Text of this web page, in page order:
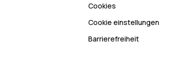
Cookies
Cookie einstellungen
Barrierefreiheit